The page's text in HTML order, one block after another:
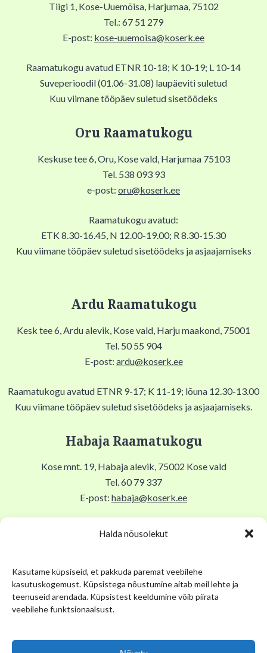
Halda nõusolekut
Kasutame küpsiseid, et pakkuda paremat veebilehe
kasutuskogemust. Küpsistega nõustumine aitab meil lehte ja
teenuseid arendada. Küpsistest keeldumine võib piirata
veebilehe funktsionaalsust.
Tiigi 1, Kose-Uuemõisa, Harjumaa, 75102
Tel.: 67 51 279
E-post: kose-uuemoisa@koserk.ee
Raamatukogu avatud ETNR 10-18; K 10-19; L 10-14
Suveperioodil (01.06-31.08) laupäeviti suletud
Kuu viimane tööpäev suletud sisetöödeks
Oru Raamatukogu
Keskuse tee 6, Oru, Kose vald, Harjumaa 75103
Tel. 538 093 93
e-post: oru@koserk.ee
Raamatukogu avatud:
ETK 8.30-16.45, N 12.00-19.00; R 8.30-15.30
Kuu viimane tööpäev suletud sisetöödeks ja asjaajamiseks
Ardu Raamatukogu
Kesk tee 6, Ardu alevik, Kose vald, Harju maakond, 75001
Tel. 50 55 904
E-post: ardu@koserk.ee
Raamatukogu avatud ETNR 9-17; K 11-19; lõuna 12.30-13.00
Kuu viimane tööpäev suletud sisetöödeks ja asjaajamiseks.
Habaja Raamatukogu
Kose mnt. 19, Habaja alevik, 75002 Kose vald
Tel. 60 79 337
E-post: habaja@koserk.ee
Raamatukogu avatud N,R 9-17, T 11-19, Lõuna 12-12.30,
Kuu viimane tööpäev suletud sisetöödeks ja asjaajamiseks.
Kose Kihelkonna Muuseum
Tel. 53 034 304